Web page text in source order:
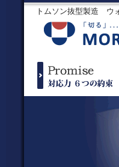
トムソン抜型製造